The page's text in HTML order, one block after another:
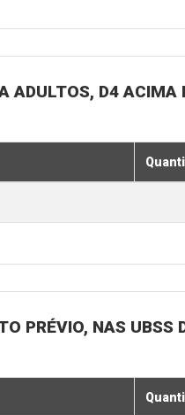
ADULTOS, D4
PRÉVIO, NAS UBSS